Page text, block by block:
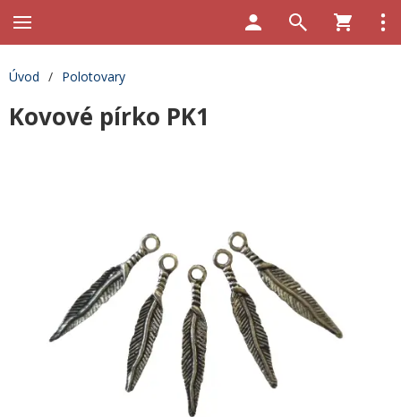
Úvod / Polotovary
Kovové pírko PK1